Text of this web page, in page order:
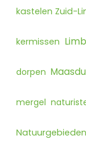
kastelen Zuid-
kermissen
dorpen
mergel